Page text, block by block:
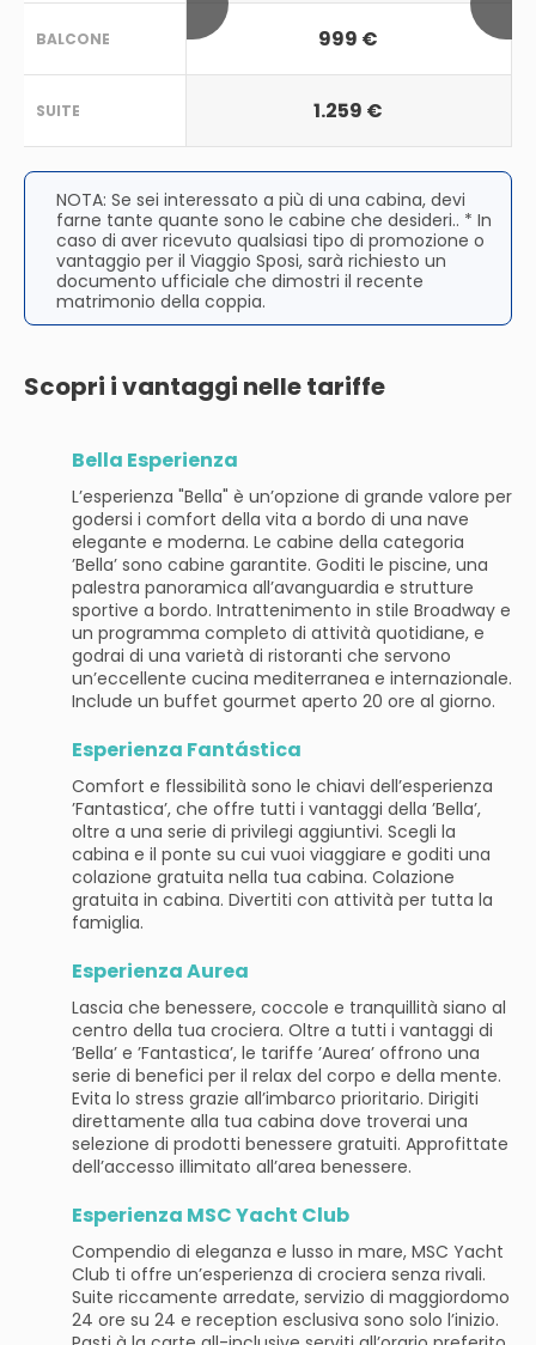
BALCONE
SUITE
999 €
1.259 €
NOTA: Se sei interessato a più di una cabina, devi
farne tante quante sono le cabine che desideri.. * In
caso di aver ricevuto qualsiasi tipo di promozione o
vantaggio per il Viaggio Sposi, sarà richiesto un
documento ufficiale che dimostri il recente
matrimonio della coppia.
Scopri i vantaggi nelle tariffe
Bella Esperienza
L’esperienza "Bella" è un’opzione di grande valore per
godersi i comfort della vita a bordo di una nave
elegante e moderna. Le cabine della categoria
’Bella’ sono cabine garantite. Goditi le piscine, una
palestra panoramica all’avanguardia e strutture
sportive a bordo. Intrattenimento in stile Broadway e
un programma completo di attività quotidiane, e
godrai di una varietà di ristoranti che servono
un’eccellente cucina mediterranea e internazionale.
Include un buffet gourmet aperto 20 ore al giorno.
Esperienza Fantástica
Comfort e flessibilità sono le chiavi dell’esperienza
’Fantastica’, che offre tutti i vantaggi della ’Bella’,
oltre a una serie di privilegi aggiuntivi. Scegli la
cabina e il ponte su cui vuoi viaggiare e goditi una
colazione gratuita nella tua cabina. Colazione
gratuita in cabina. Divertiti con attività per tutta la
famiglia.
Esperienza Aurea
Lascia che benessere, coccole e tranquillità siano al
centro della tua crociera. Oltre a tutti i vantaggi di
’Bella’ e ’Fantastica’, le tariffe ’Aurea’ offrono una
serie di benefici per il relax del corpo e della mente.
Evita lo stress grazie all’imbarco prioritario. Dirigiti
direttamente alla tua cabina dove troverai una
selezione di prodotti benessere gratuiti. Approfittate
dell’accesso illimitato all’area benessere.
Esperienza MSC Yacht Club
Compendio di eleganza e lusso in mare, MSC Yacht
Club ti offre un’esperienza di crociera senza rivali.
Suite riccamente arredate, servizio di maggiordomo
24 ore su 24 e reception esclusiva sono solo l’inizio.